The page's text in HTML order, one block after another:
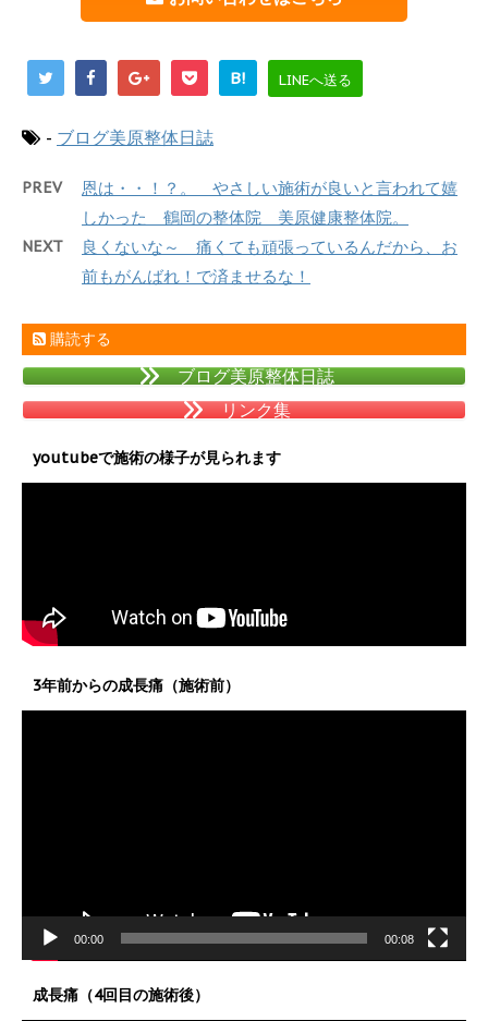
B! LINEへ送る
- ブログ美原整体日誌
PREV
恩は・・！？。 やさしい施術が良いと言われて嬉
しかった 鶴岡の整体院 美原健康整体院。
NEXT
良くないな～ 痛くても頑張っているんだから、お
前もがんばれ！で済ませるな！
購読する
ブログ美原整体日誌
リンク集
youtubeで施術の様子が見られます
3年前からの成長痛（施術前）
00:00 00:08
成長痛（4回目の施術後）